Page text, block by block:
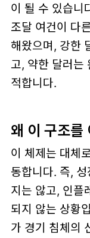
이 될 수 있습니
조달 여건이 다
해왔으며, 강한
고, 약한 달러는
적합니다.
왜 이 구조를
이 체제는 대체
동합니다. 즉,
지는 않고, 인플
되지 않는 상황
가 경기 침체의